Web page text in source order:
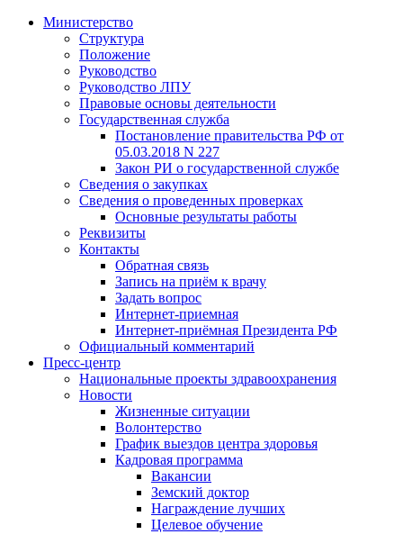
Министерство
Структура
Положение
Руководство
Руководство ЛПУ
Правовые основы деятельности
Государственная служба
Постановление правительства РФ от
05.03.2018 N 227
Закон РИ о государственной службе
Сведения о закупках
Сведения о проведенных проверках
Основные результаты работы
Реквизиты
Контакты
Обратная связь
Запись на приём к врачу
Задать вопрос
Интернет-приемная
Интернет-приёмная Президента РФ
Официальный комментарий
Пресс-центр
Национальные проекты здравоохранения
Новости
Жизненные ситуации
Волонтерство
График выездов центра здоровья
Кадровая программа
Вакансии
Земский доктор
Награждение лучших
Целевое обучение